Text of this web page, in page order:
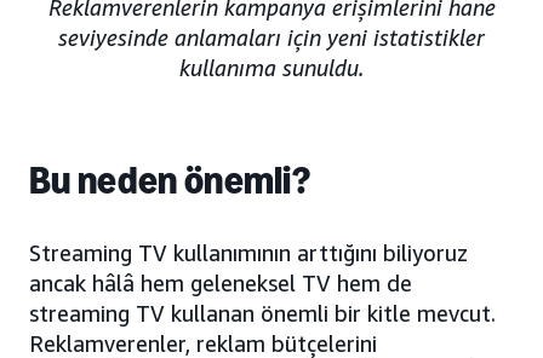
Reklamverenlerin kampanya erişimlerini hane
seviyesinde anlamaları için yeni istatistikler
kullanıma sunuldu.
Bu neden önemli?
Streaming TV kullanımının arttığını biliyoruz
ancak hâlâ hem geleneksel TV hem de
streaming TV kullanan önemli bir kitle mevcut.
Reklamverenler, reklam bütçelerini